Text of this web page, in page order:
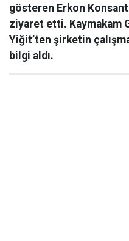
gösteren Erkon
ziyaret etti. Kaymakam
Yiğit’ten şirketin
bilgi aldı.